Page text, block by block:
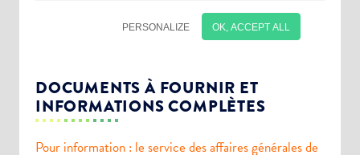
DOCUMENTS À FOURNIR ET
INFORMATIONS COMPLÈTES
Pour information : le service des affaires générales de
Choisissez votre abonnement :
Newsletter Culture
Newsletter Sport et Vie associative